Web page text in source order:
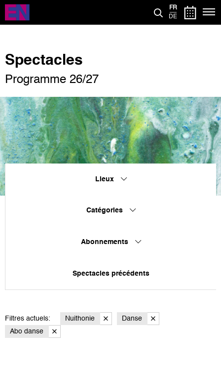
Aller
contenu
FR
DE
Spectacles
Programme 26/27
Lieux
Catégories
Abonnements
Spectacles précédents
Filtres actuels: Nuithonie
Danse
Abo danse